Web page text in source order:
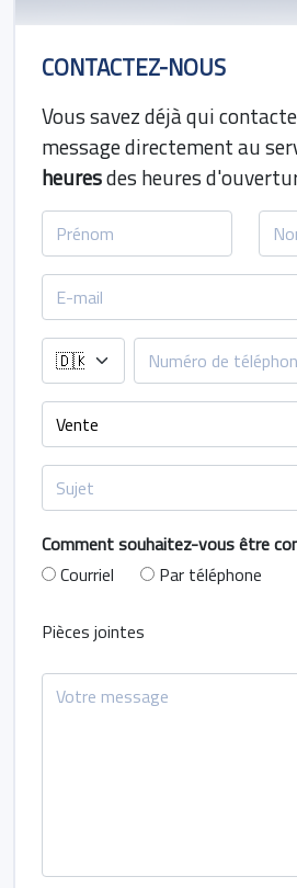
CONTACTEZ-NOUS
Vous savez déjà qui
message directement au
heuresdes heures
Comment souhaitez-vous être
Courriel
Par téléphone
Pièces jointes